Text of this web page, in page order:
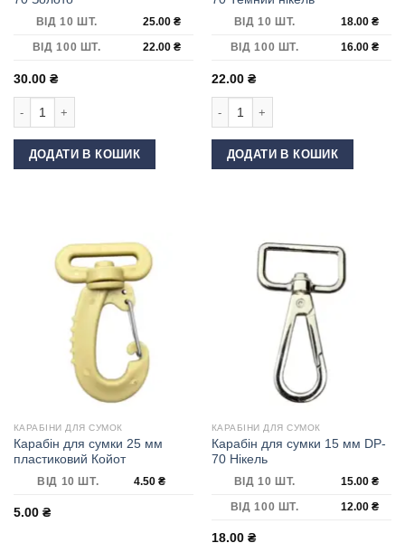
ВІД 10 ШТ. 25.00₴
ВІД 100 ШТ.
22.00₴
30.00 ₴
ДОДАТИ В КОШИК
ВІД 10 ШТ. 18.00₴
ВІД 100 ШТ.
16.00₴
22.00 ₴
ДОДАТИ В КОШИК
КАРАБІНИ ДЛЯ СУМОК
Карабін для сумки 25 мм
пластиковий Койот
ВІД 10 ШТ. 4.50 ₴
5.00 ₴
КАРАБІНИ ДЛЯ СУМОК
Карабін для сумки 15 мм DP-
70 Нікель
ВІД 10 ШТ. 15.00₴
ВІД 100 ШТ.
12.00₴
18.00 ₴